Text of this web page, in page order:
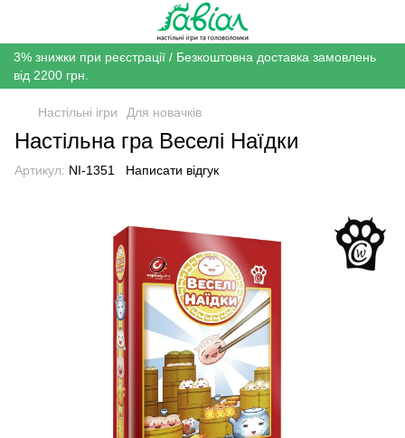
3% знижки при реєстрації / Безкоштовна доставка замовлень
від 2200 грн.
Настільні ігри Для новачків
Настільна гра Веселі Наїдки
Артикул: NI-1351 Написати відгук